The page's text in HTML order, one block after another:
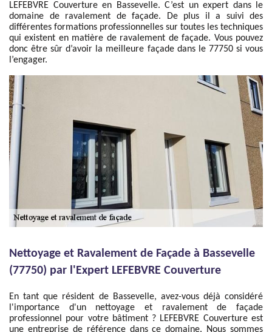
LEFEBVRE Couverture en Bassevelle. C’est un expert dans le
domaine de ravalement de façade. De plus il a suivi des
différentes formations professionnelles sur toutes les techniques
qui existent en matière de ravalement de façade. Vous pouvez
donc être sûr d’avoir la meilleure façade dans le 77750 si vous
l’engager.
Nettoyage et Ravalement de Façade à Bassevelle
(77750) par l'Expert LEFEBVRE Couverture
En tant que résident de Bassevelle, avez-vous déjà considéré
l'importance d'un nettoyage et ravalement de façade
professionnel pour votre bâtiment ? LEFEBVRE Couverture est
une entreprise de référence dans ce domaine. Nous sommes